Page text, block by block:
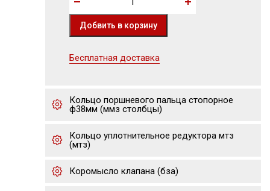
Бесплатная доставка
Кольцо поршневого пальца стопорное
ф38мм (ммз столбцы)
Кольцо уплотнительное редуктора мтз
(мтз)
Коромысло клапана (бза)